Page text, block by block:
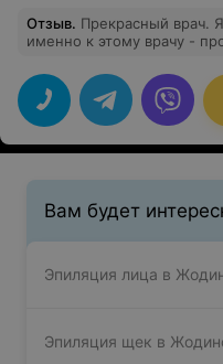
Отзыв. Прекрасный врач.
именно к этому врачу -
Александру Степановичу
Вам будет
Эпиляция лица в
Эпиляция щек в